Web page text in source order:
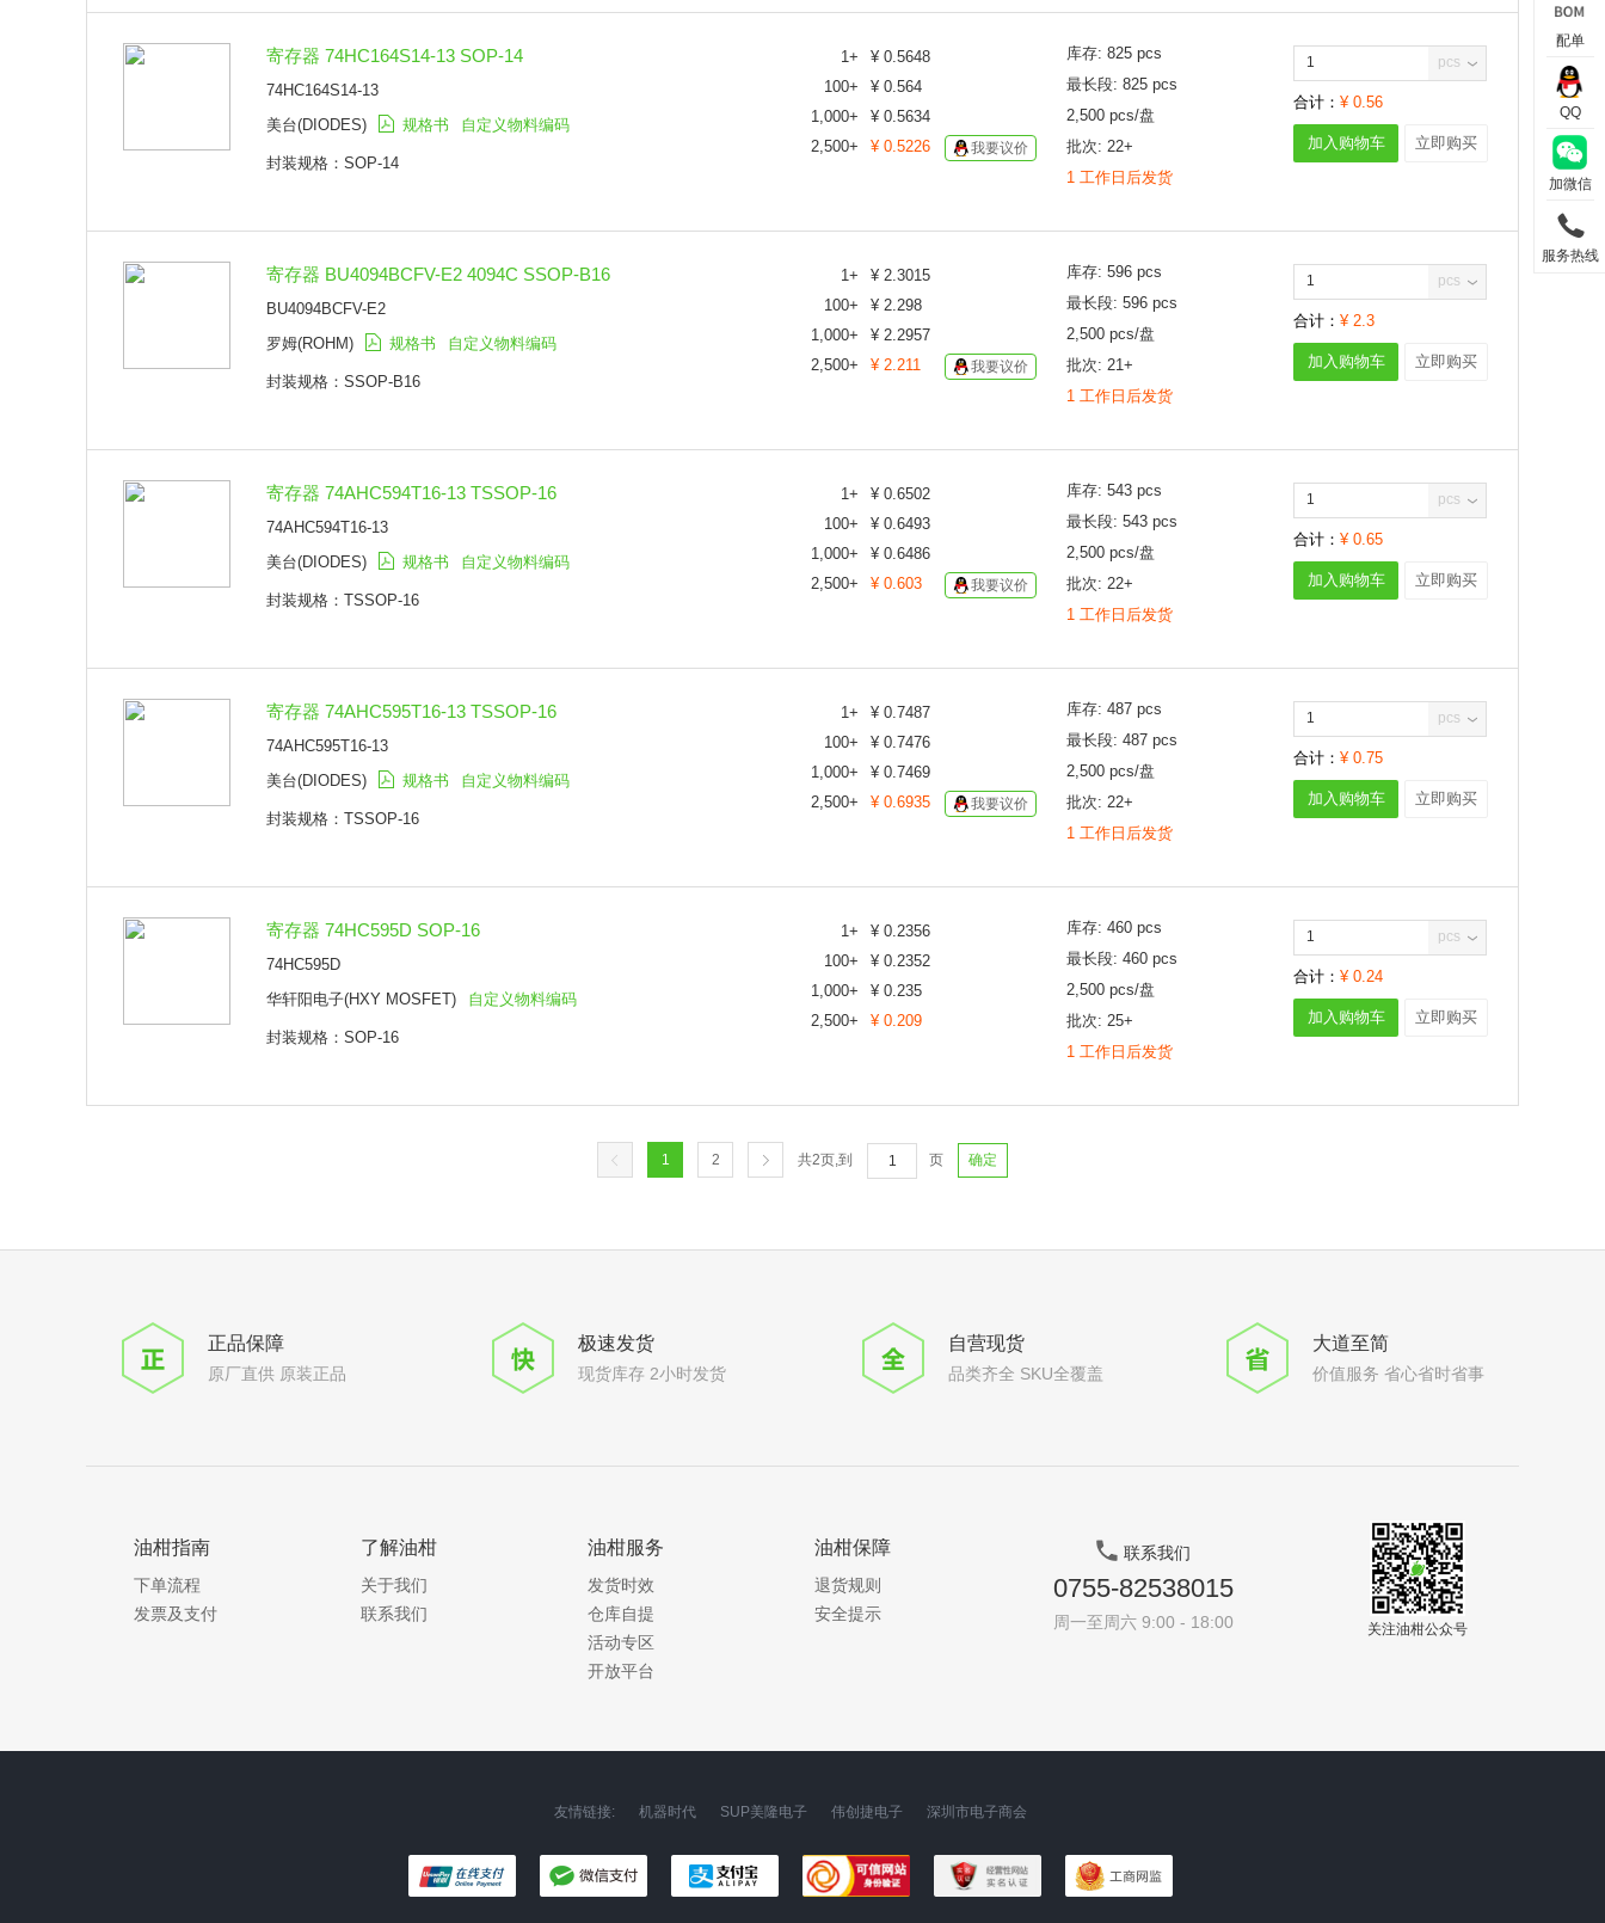
寄存器 74HC164S14-13 SOP-14
74HC164S14-13
美台(DIODES)
规格书 自定义物料编码
封装规格：SOP-14
1+ ¥ 0.5648
100+ ¥ 0.564
1,000+ ¥ 0.5634
2,500+ ¥ 0.5226 我要议价
库存: 825 pcs
最长段: 825 pcs
2,500 pcs/盘
批次: 22+
1 工作日后发货
pcs
合计： ¥ 0.56
加入购物车 立即购买
寄存器 BU4094BCFV-E2 4094C SSOP-B16
BU4094BCFV-E2
罗姆(ROHM)
规格书 自定义物料编码
封装规格：SSOP-B16
1+ ¥ 2.3015
100+ ¥ 2.298
1,000+ ¥ 2.2957
2,500+ ¥ 2.211 我要议价
库存: 596 pcs
最长段: 596 pcs
2,500 pcs/盘
批次: 21+
1 工作日后发货
pcs
合计： ¥ 2.3
加入购物车 立即购买
寄存器 74AHC594T16-13 TSSOP-16
74AHC594T16-13
美台(DIODES)
规格书 自定义物料编码
封装规格：TSSOP-16
1+ ¥ 0.6502
100+ ¥ 0.6493
1,000+ ¥ 0.6486
2,500+ ¥ 0.603 我要议价
库存: 543 pcs
最长段: 543 pcs
2,500 pcs/盘
批次: 22+
1 工作日后发货
pcs
合计： ¥ 0.65
加入购物车 立即购买
寄存器 74AHC595T16-13 TSSOP-16
74AHC595T16-13
美台(DIODES)
规格书 自定义物料编码
封装规格：TSSOP-16
1+ ¥ 0.7487
100+ ¥ 0.7476
1,000+ ¥ 0.7469
2,500+ ¥ 0.6935 我要议价
库存: 487 pcs
最长段: 487 pcs
2,500 pcs/盘
批次: 22+
1 工作日后发货
pcs
合计： ¥ 0.75
加入购物车 立即购买
寄存器 74HC595D SOP-16
74HC595D
华轩阳电子(HXY MOSFET)
自定义物料编码
封装规格：SOP-16
1+ ¥ 0.2356
100+ ¥ 0.2352
1,000+ ¥ 0.235
2,500+ ¥ 0.209
库存: 460 pcs
最长段: 460 pcs
2,500 pcs/盘
批次: 25+
1 工作日后发货
pcs
合计： ¥ 0.24
加入购物车 立即购买
1 2 共2页,到 页 确定
正品保障
原厂直供 原装正品
极速发货
现货库存 2小时发货
自营现货
品类齐全 SKU全覆盖
大道至简
价值服务 省心省时省事
油柑指南
下单流程
发票及支付
了解油柑
关于我们
联系我们
油柑服务
发货时效
仓库自提
活动专区
开放平台
油柑保障
退货规则
安全提示
联系我们
0755-82538015
周一至周六 9:00 - 18:00 关注油柑公众号
友情链接: 机器时代 SUP美隆电子 伟创捷电子 深圳市电子商会
配单
QQ
加微信
服务热线